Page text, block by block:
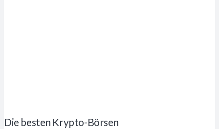
Die besten Krypto-Börsen